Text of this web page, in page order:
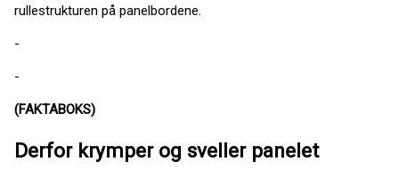
rullestrukturen på panelbordene.
-
-
(FAKTABOKS)
Derfor krymper og sveller panelet